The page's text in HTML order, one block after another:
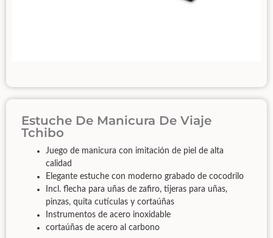
Estuche De Manicura De Viaje
Tchibo
Juego de manicura con imitación de piel de alta
calidad
Elegante estuche con moderno grabado de cocodrilo
Incl. flecha para uñas de zafiro, tijeras para uñas,
pinzas, quita cutículas y cortaúñas
Instrumentos de acero inoxidable
cortaúñas de acero al carbono